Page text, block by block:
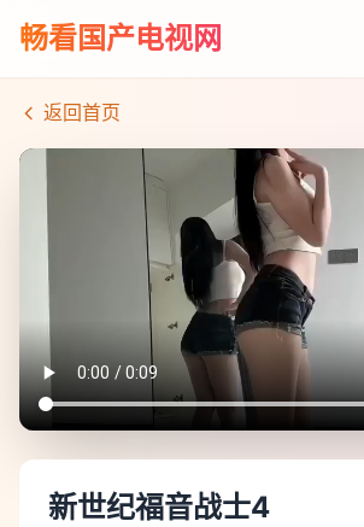
畅看国产电视网
返回首页
新世纪福音战士4